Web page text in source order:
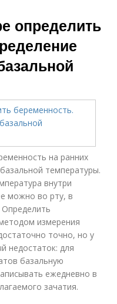
определить
на ранних
температуры.
внутри
можно во рту, в
измерения
точно, но у
недостаток: для
базальную
ежедневно в
зачатия.